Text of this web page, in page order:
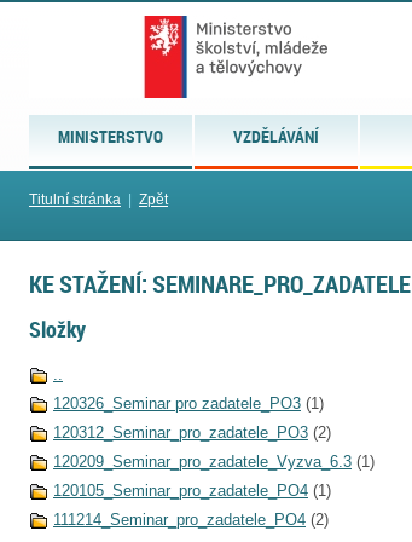
MINISTERSTVO VZDĚLÁVÁNÍ
Titulní stránka Zpět
KE STAŽENÍ: SEMINARE_PRO_ZADATELE
Složky
..
120326_Seminar pro zadatele_PO3 (1)
120312_Seminar_pro_zadatele_PO3 (2)
120209_Seminar_pro_zadatele_Vyzva_6.3 (1)
120105_Seminar_pro_zadatele_PO4 (1)
111214_Seminar_pro_zadatele_PO4 (2)